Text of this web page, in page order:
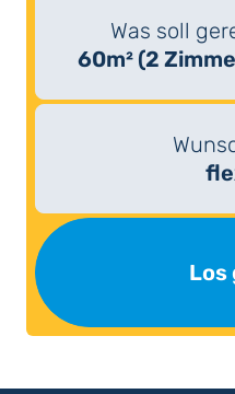
Was soll
60m² (2
Los